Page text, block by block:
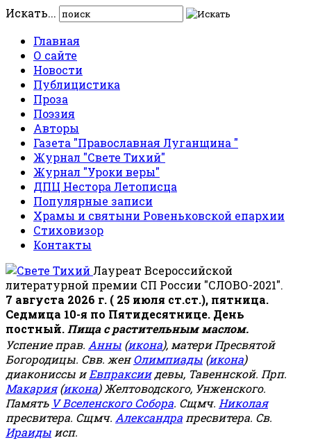
Искать...
Главная
О сайте
Новости
Публицистика
Проза
Поэзия
Авторы
Газета "Православная Луганщина "
Журнал "Свете Тихий"
Журнал "Уроки веры"
ДПЦ Нестора Летописца
Популярные записи
Храмы и святыни Ровеньковской епархии
Стиховизор
Контакты
Лауреат Всероссийской
литературной премии СП России "СЛОВО-2021".
7 августа 2026 г. ( 25 июля ст.ст.), пятница.
Седмица 10-я по Пятидесятнице. День
постный. Пища с растительным маслом.
Успение прав. Анны (икона), матери Пресвятой
Богородицы. Свв. женОлимпиады (икона)
диакониссы иЕвпраксиидевы, Тавеннской. Прп.
Макария(икона) Желтоводского, Унженского.
Память V Вселенского Собора. Сщмч. Николая
пресвитера. Сщмч. Александра пресвитера. Св.
Ираиды исп.